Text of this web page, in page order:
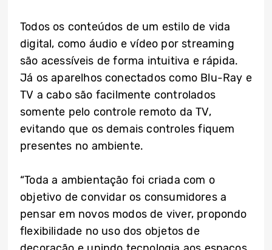
Todos os conteúdos de um estilo de vida
digital, como áudio e vídeo por streaming
são acessíveis de forma intuitiva e rápida.
Já os aparelhos conectados como Blu-Ray e
TV a cabo são facilmente controlados
somente pelo controle remoto da TV,
evitando que os demais controles fiquem
presentes no ambiente.
“Toda a ambientação foi criada com o
objetivo de convidar os consumidores a
pensar em novos modos de viver, propondo
flexibilidade no uso dos objetos de